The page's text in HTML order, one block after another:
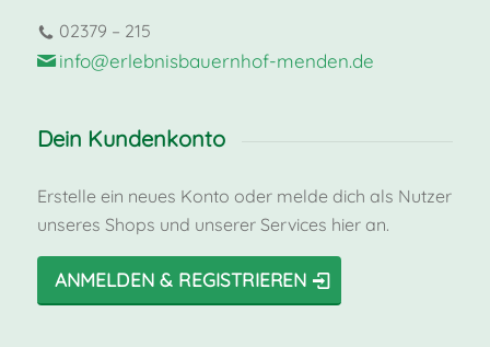
02379 – 215
info@erlebnisbauernhof-menden.de
Dein Kundenkonto
Erstelle ein neues Konto oder melde dich als Nutzer
unseres Shops und unserer Services hier an.
ANMELDEN & REGISTRIEREN